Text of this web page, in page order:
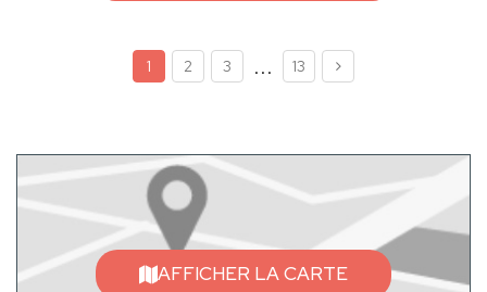
1 2 3 ... 13
AFFICHER LA CARTE